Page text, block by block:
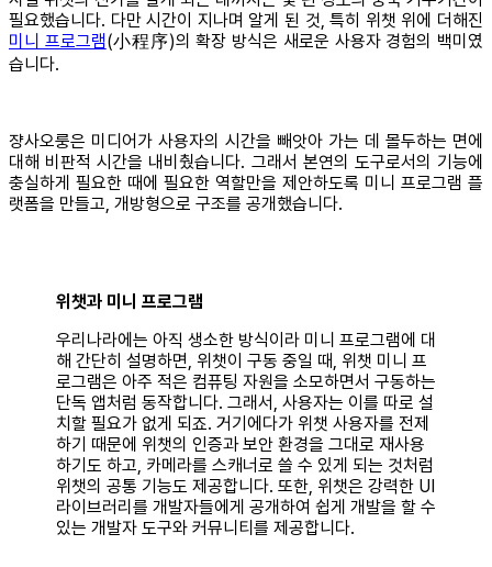
필요했습니다. 다만 시간이 지나며 알게 된 것, 특히 위챗 위에 더해진
미니 프로그램(小程序)의 확장 방식은 새로운 사용자 경험의 백미였
습니다.
쟝사오룽은 미디어가 사용자의 시간을 빼앗아 가는 데 몰두하는 면에
대해 비판적 시간을 내비췄습니다. 그래서 본연의 도구로서의 기능에
충실하게 필요한 때에 필요한 역할만을 제안하도록 미니 프로그램 플
랫폼을 만들고, 개방형으로 구조를 공개했습니다.
위챗과 미니 프로그램
우리나라에는 아직 생소한 방식이라 미니 프로그램에 대
해 간단히 설명하면, 위챗이 구동 중일 때, 위챗 미니 프
로그램은 아주 적은 컴퓨팅 자원을 소모하면서 구동하는
단독 앱처럼 동작합니다. 그래서, 사용자는 이를 따로 설
치할 필요가 없게 되죠. 거기에다가 위챗 사용자를 전제
하기 때문에 위챗의 인증과 보안 환경을 그대로 재사용
하기도 하고, 카메라를 스캐너로 쓸 수 있게 되는 것처럼
위챗의 공통 기능도 제공합니다. 또한, 위챗은 강력한 UI
라이브러리를 개발자들에게 공개하여 쉽게 개발을 할 수
있는 개발자 도구와 커뮤니티를 제공합니다.